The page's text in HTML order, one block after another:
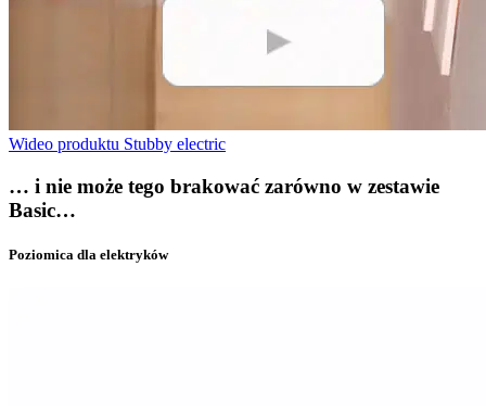
Wideo produktu Stubby electric
… i nie może tego brakować zarówno w zestawie
Basic…
Poziomica dla elektryków